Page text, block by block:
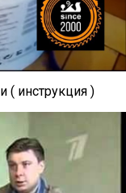
( инструкция )